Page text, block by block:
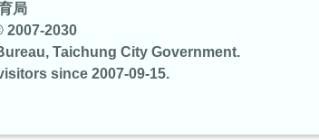
局
2030
Taichung City Government.
since 2007-09-15.